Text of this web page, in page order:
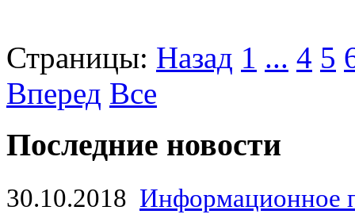
Страницы: Назад 1 ... 4 5
Вперед Все
Последние новости
30.10.2018 Информационное